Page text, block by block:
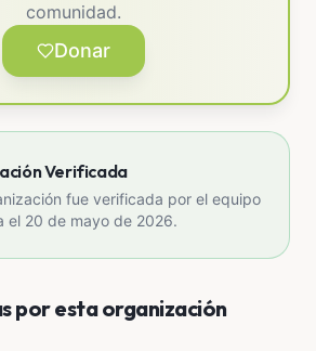
comunidad.
Donar
Verificada
fue verificada por el equipo
el 20 de mayo de 2026.
por esta organización